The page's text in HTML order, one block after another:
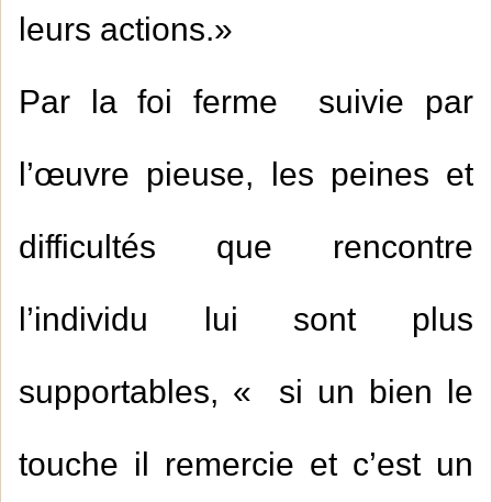
leurs actions.»
Par la foi ferme suivie par
l’œuvre pieuse, les peines et
difficultés que rencontre
l’individu lui sont plus
supportables, « si un bien le
touche il remercie et c’est un